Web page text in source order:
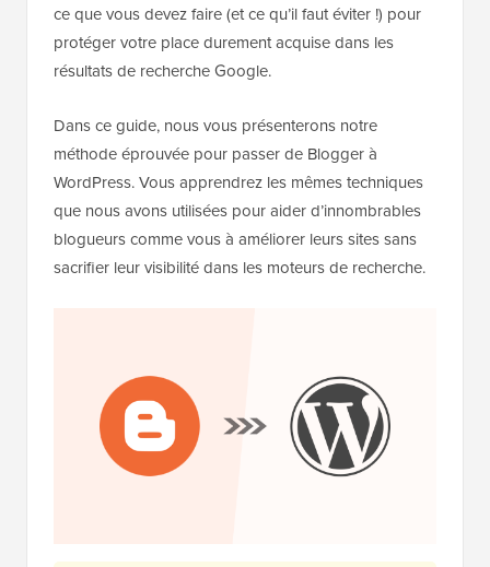
ce que vous devez faire (et ce qu’il faut éviter !) pour
protéger votre place durement acquise dans les
résultats de recherche Google.
Dans ce guide, nous vous présenterons notre
méthode éprouvée pour passer de Blogger à
WordPress. Vous apprendrez les mêmes techniques
que nous avons utilisées pour aider d’innombrables
blogueurs comme vous à améliorer leurs sites sans
sacrifier leur visibilité dans les moteurs de recherche.